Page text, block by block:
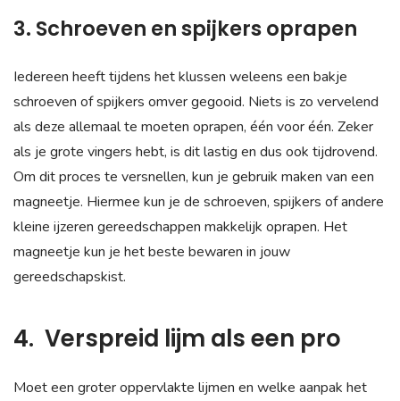
3. Schroeven en spijkers oprapen
Iedereen heeft tijdens het klussen weleens een bakje
schroeven of spijkers omver gegooid. Niets is zo vervelend
als deze allemaal te moeten oprapen, één voor één. Zeker
als je grote vingers hebt, is dit lastig en dus ook tijdrovend.
Om dit proces te versnellen, kun je gebruik maken van een
magneetje. Hiermee kun je de schroeven, spijkers of andere
kleine ijzeren gereedschappen makkelijk oprapen. Het
magneetje kun je het beste bewaren in jouw
gereedschapskist.
4. Verspreid lijm als een pro
Moet een groter oppervlakte lijmen en welke aanpak het